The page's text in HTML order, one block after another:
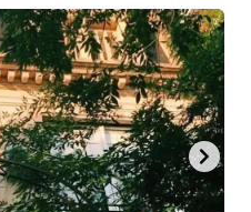
the
question
mark
key
to
get